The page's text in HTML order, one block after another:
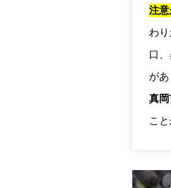
注意
わ
口
があ
真
こ